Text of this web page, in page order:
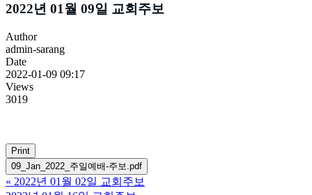
2022년 01월 09일 교회주보
Author
admin-sarang
Date
2022-01-09 09:17
Views
3019
Print
09_Jan_2022_주일예배-주보.pdf
« 2022년 01월 02일 교회주보